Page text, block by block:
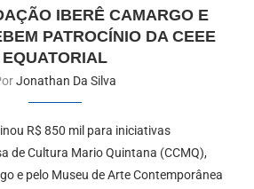
IBERÊ CAMARGO E
PATROCÍNIO DA CEEE
EQUATORIAL
Jonathan Da Silva
R$ 850 mil para iniciativas
de Cultura Mario Quintana (CCMQ),
e pelo Museu de Arte Contemporânea